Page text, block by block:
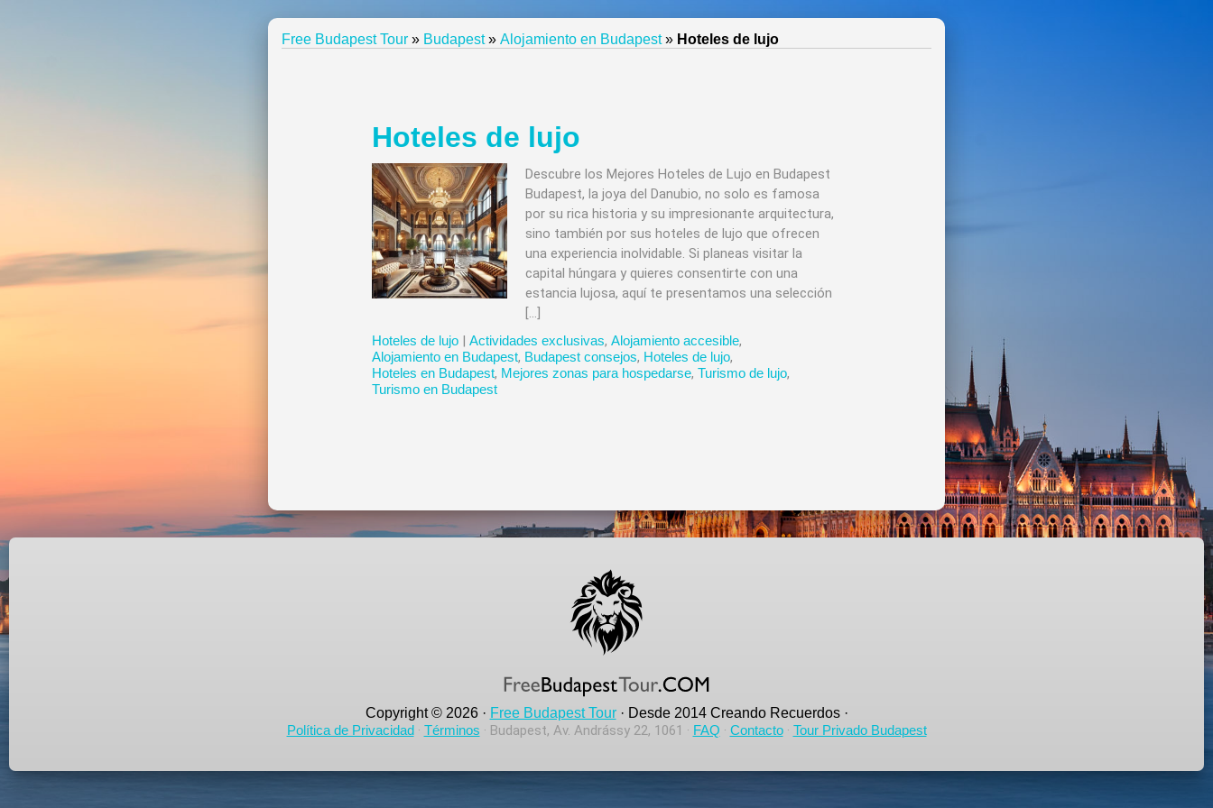
Free Budapest Tour » Budapest» Alojamiento en Budapest» Hoteles de lujo
Hoteles de lujo
Descubre los Mejores Hoteles de Lujo en Budapest
Budapest, la joya del Danubio, no solo es famosa
por su rica historia y su impresionante arquitectura,
sino también por sus hoteles de lujo que ofrecen
una experiencia inolvidable. Si planeas visitar la
capital húngara y quieres consentirte con una
estancia lujosa, aquí te presentamos una selección
[…]
Hoteles de lujo | Actividades exclusivas, Alojamiento accesible,
Alojamiento en Budapest, Budapest consejos, Hoteles de lujo,
Hoteles en Budapest, Mejores zonas para hospedarse, Turismo de lujo,
Turismo en Budapest
Copyright © 2026 · Free Budapest Tour· Desde 2014 Creando Recuerdos ·
Política de Privacidad· Términos · Budapest, Av. Andrássy 22, 1061 · FAQ · Contacto· Tour Privado Budapest